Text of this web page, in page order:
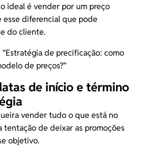
ideal é vender por um preço
esse diferencial que pode
do cliente.
Estratégia de precificação: como
de preços?“
de início e término
vender tudo o que está no
tentação de deixar as promoções
objetivo.